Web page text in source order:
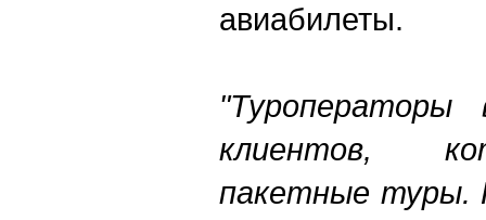
авиабилеты.
"Туроператоры
клиентов,
пакетные туры.